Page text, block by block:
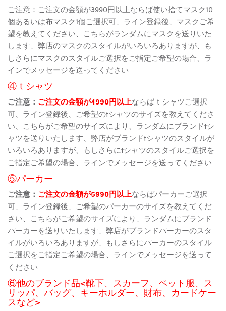
ご注意：ご注文の金額が3990円以上ならば使い捨てマスク10
個あるいは布マスク1個ご選択可、ライン登録後、マスクご希
望を教えてください、こちらがランダムにマスクを送りいた
します、弊店のマスクのスタイルがいろいろありますが、も
しさらにマスクのスタイルご選択をご指定ご希望の場合、ラ
インでメッセージを送ってください
④ｔシャツ
ご注意： ご注文の金額が4990円以上ならばｔシャツご選択
可、ライン登録後、ご希望のtシャツのサイズを教えてくださ
い、こちらがご希望のサイズにより、ランダムにブランドtシ
ャツを送りいたします、弊店がブランドtシャツのスタイルが
いろいろありますが、もしさらにtシャツのスタイルご選択を
ご指定ご希望の場合、ラインでメッセージを送ってください
⑤パーカー
ご注意： ご注文の金額が5990円以上ならばパーカーご選択
可、ライン登録後、ご希望のパーカーのサイズを教えてくだ
さい、こちらがご希望のサイズにより、ランダムにブランド
パーカーを送りいたします、弊店がブランドパーカーのスタ
イルがいろいろありますが、もしさらにパーカーのスタイル
ご選択をご指定ご希望の場合、ラインでメッセージを送って
ください
⑥他のブランド品<靴下、スカーフ、ペット服、ス
リッパ、バッグ、キーホルダー、財布、カードケー
スなど>